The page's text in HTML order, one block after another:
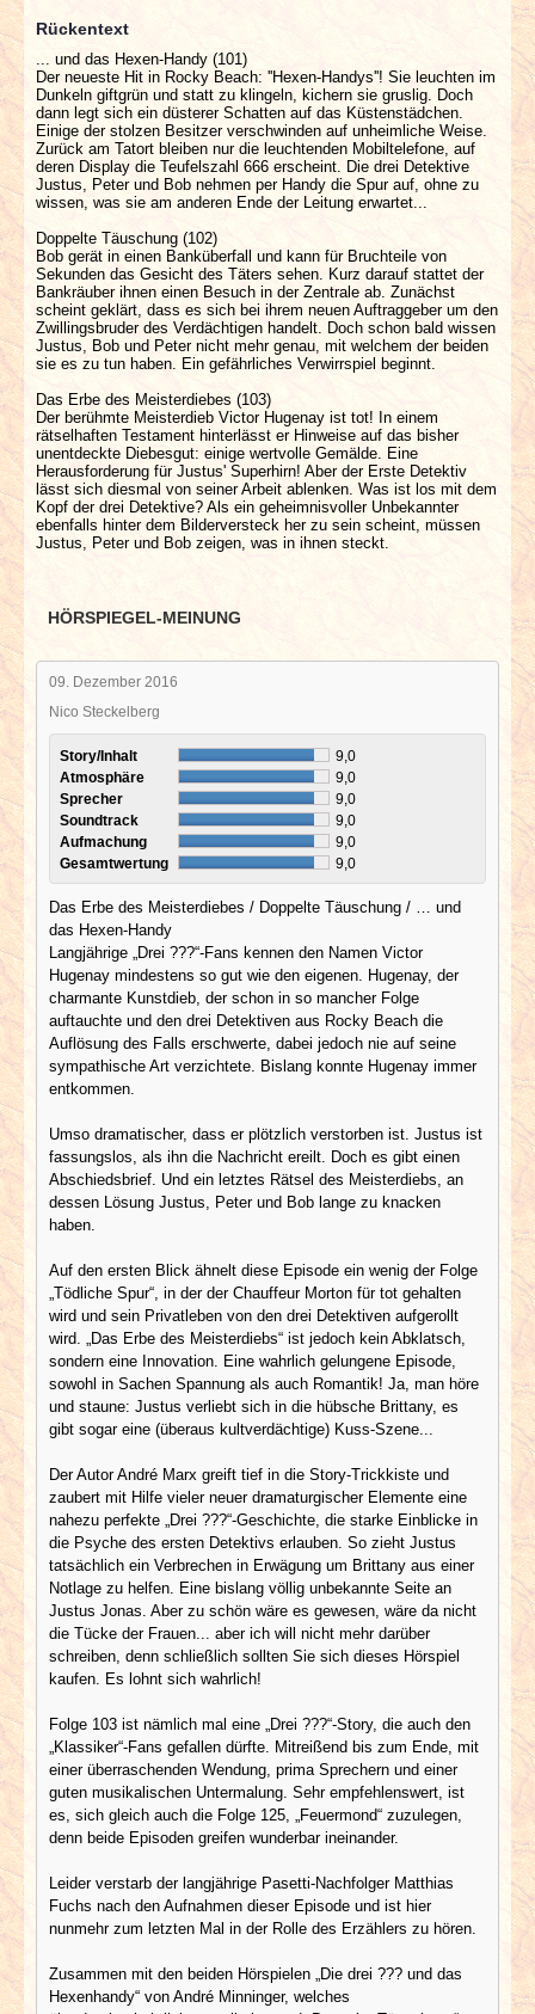
Rückentext
... und das Hexen-Handy (101)
Der neueste Hit in Rocky Beach: ''Hexen-Handys''! Sie leuchten im
Dunkeln giftgrün und statt zu klingeln, kichern sie gruslig. Doch
dann legt sich ein düsterer Schatten auf das Küstenstädchen.
Einige der stolzen Besitzer verschwinden auf unheimliche Weise.
Zurück am Tatort bleiben nur die leuchtenden Mobiltelefone, auf
deren Display die Teufelszahl 666 erscheint. Die drei Detektive
Justus, Peter und Bob nehmen per Handy die Spur auf, ohne zu
wissen, was sie am anderen Ende der Leitung erwartet...
Doppelte Täuschung (102)
Bob gerät in einen Banküberfall und kann für Bruchteile von
Sekunden das Gesicht des Täters sehen. Kurz darauf stattet der
Bankräuber ihnen einen Besuch in der Zentrale ab. Zunächst
scheint geklärt, dass es sich bei ihrem neuen Auftraggeber um den
Zwillingsbruder des Verdächtigen handelt. Doch schon bald wissen
Justus, Bob und Peter nicht mehr genau, mit welchem der beiden
sie es zu tun haben. Ein gefährliches Verwirrspiel beginnt.
Das Erbe des Meisterdiebes (103)
Der berühmte Meisterdieb Victor Hugenay ist tot! In einem
rätselhaften Testament hinterlässt er Hinweise auf das bisher
unentdeckte Diebesgut: einige wertvolle Gemälde. Eine
Herausforderung für Justus' Superhirn! Aber der Erste Detektiv
lässt sich diesmal von seiner Arbeit ablenken. Was ist los mit dem
Kopf der drei Detektive? Als ein geheimnisvoller Unbekannter
ebenfalls hinter dem Bilderversteck her zu sein scheint, müssen
Justus, Peter und Bob zeigen, was in ihnen steckt.
HÖRSPIEGEL-MEINUNG
09. Dezember 2016
Nico Steckelberg
Story/Inhalt
9,0
Atmosphäre
9,0
Sprecher
9,0
Soundtrack
9,0
Aufmachung
9,0
Gesamtwertung
9,0
Das Erbe des Meisterdiebes / Doppelte Täuschung / … und
das Hexen-Handy
Langjährige „Drei ???“-Fans kennen den Namen Victor
Hugenay mindestens so gut wie den eigenen. Hugenay, der
charmante Kunstdieb, der schon in so mancher Folge
auftauchte und den drei Detektiven aus Rocky Beach die
Auflösung des Falls erschwerte, dabei jedoch nie auf seine
sympathische Art verzichtete. Bislang konnte Hugenay immer
entkommen.
Umso dramatischer, dass er plötzlich verstorben ist. Justus ist
fassungslos, als ihn die Nachricht ereilt. Doch es gibt einen
Abschiedsbrief. Und ein letztes Rätsel des Meisterdiebs, an
dessen Lösung Justus, Peter und Bob lange zu knacken
haben.
Auf den ersten Blick ähnelt diese Episode ein wenig der Folge
„Tödliche Spur“, in der der Chauffeur Morton für tot gehalten
wird und sein Privatleben von den drei Detektiven aufgerollt
wird. „Das Erbe des Meisterdiebs“ ist jedoch kein Abklatsch,
sondern eine Innovation. Eine wahrlich gelungene Episode,
sowohl in Sachen Spannung als auch Romantik! Ja, man höre
und staune: Justus verliebt sich in die hübsche Brittany, es
gibt sogar eine (überaus kultverdächtige) Kuss-Szene...
Der Autor André Marx greift tief in die Story-Trickkiste und
zaubert mit Hilfe vieler neuer dramaturgischer Elemente eine
nahezu perfekte „Drei ???“-Geschichte, die starke Einblicke in
die Psyche des ersten Detektivs erlauben. So zieht Justus
tatsächlich ein Verbrechen in Erwägung um Brittany aus einer
Notlage zu helfen. Eine bislang völlig unbekannte Seite an
Justus Jonas. Aber zu schön wäre es gewesen, wäre da nicht
die Tücke der Frauen... aber ich will nicht mehr darüber
schreiben, denn schließlich sollten Sie sich dieses Hörspiel
kaufen. Es lohnt sich wahrlich!
Folge 103 ist nämlich mal eine „Drei ???“-Story, die auch den
„Klassiker“-Fans gefallen dürfte. Mitreißend bis zum Ende, mit
einer überraschenden Wendung, prima Sprechern und einer
guten musikalischen Untermalung. Sehr empfehlenswert, ist
es, sich gleich auch die Folge 125, „Feuermond“ zuzulegen,
denn beide Episoden greifen wunderbar ineinander.
Leider verstarb der langjährige Pasetti-Nachfolger Matthias
Fuchs nach den Aufnahmen dieser Episode und ist hier
nunmehr zum letzten Mal in der Rolle des Erzählers zu hören.
Zusammen mit den beiden Hörspielen „Die drei ??? und das
Hexenhandy“ von André Minninger, welches